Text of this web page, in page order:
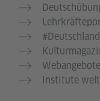
Institute